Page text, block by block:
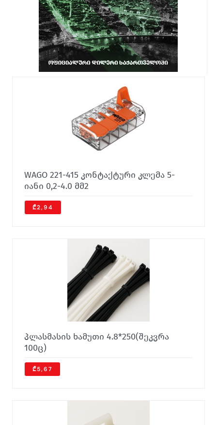
WAGO 221-415 კონტაქტური კლემა 5-
იანი 0,2-4.0 მმ2
₾2,94
პლასმასის ხამუთი 4.8*250(შეკვრა
100ც)
₾5,67